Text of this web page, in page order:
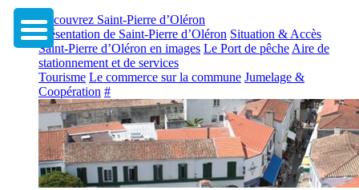
Découvrez Saint-Pierre d’Oléron
Présentation de Saint-Pierre d’Oléron Situation & Accès
Saint-Pierre d’Oléron en images Le Port de pêche Aire de
stationnement et de services
Tourisme Le commerce sur la commune Jumelage &
Coopération #